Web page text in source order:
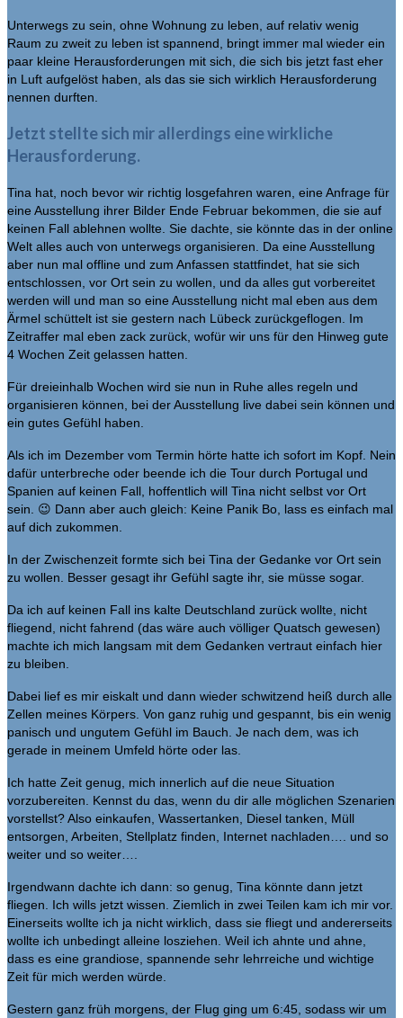
Unterwegs zu sein, ohne Wohnung zu leben, auf relativ wenig
Raum zu zweit zu leben ist spannend, bringt immer mal wieder ein
paar kleine Herausforderungen mit sich, die sich bis jetzt fast eher
in Luft aufgelöst haben, als das sie sich wirklich Herausforderung
nennen durften.
Jetzt stellte sich mir allerdings eine wirkliche
Herausforderung.
Tina hat, noch bevor wir richtig losgefahren waren, eine Anfrage für
eine Ausstellung ihrer Bilder Ende Februar bekommen, die sie auf
keinen Fall ablehnen wollte. Sie dachte, sie könnte das in der online
Welt alles auch von unterwegs organisieren. Da eine Ausstellung
aber nun mal offline und zum Anfassen stattfindet, hat sie sich
entschlossen, vor Ort sein zu wollen, und da alles gut vorbereitet
werden will und man so eine Ausstellung nicht mal eben aus dem
Ärmel schüttelt ist sie gestern nach Lübeck zurückgeflogen. Im
Zeitraffer mal eben zack zurück, wofür wir uns für den Hinweg gute
4 Wochen Zeit gelassen hatten.
Für dreieinhalb Wochen wird sie nun in Ruhe alles regeln und
organisieren können, bei der Ausstellung live dabei sein können und
ein gutes Gefühl haben.
Als ich im Dezember vom Termin hörte hatte ich sofort im Kopf. Nein
dafür unterbreche oder beende ich die Tour durch Portugal und
Spanien auf keinen Fall, hoffentlich will Tina nicht selbst vor Ort
sein. 😉 Dann aber auch gleich: Keine Panik Bo, lass es einfach mal
auf dich zukommen.
In der Zwischenzeit formte sich bei Tina der Gedanke vor Ort sein
zu wollen. Besser gesagt ihr Gefühl sagte ihr, sie müsse sogar.
Da ich auf keinen Fall ins kalte Deutschland zurück wollte, nicht
fliegend, nicht fahrend (das wäre auch völliger Quatsch gewesen)
machte ich mich langsam mit dem Gedanken vertraut einfach hier
zu bleiben.
Dabei lief es mir eiskalt und dann wieder schwitzend heiß durch alle
Zellen meines Körpers. Von ganz ruhig und gespannt, bis ein wenig
panisch und ungutem Gefühl im Bauch. Je nach dem, was ich
gerade in meinem Umfeld hörte oder las.
Ich hatte Zeit genug, mich innerlich auf die neue Situation
vorzubereiten. Kennst du das, wenn du dir alle möglichen Szenarien
vorstellst? Also einkaufen, Wassertanken, Diesel tanken, Müll
entsorgen, Arbeiten, Stellplatz finden, Internet nachladen…. und so
weiter und so weiter….
Irgendwann dachte ich dann: so genug, Tina könnte dann jetzt
fliegen. Ich wills jetzt wissen. Ziemlich in zwei Teilen kam ich mir vor.
Einerseits wollte ich ja nicht wirklich, dass sie fliegt und andererseits
wollte ich unbedingt alleine losziehen. Weil ich ahnte und ahne,
dass es eine grandiose, spannende sehr lehrreiche und wichtige
Zeit für mich werden würde.
Gestern ganz früh morgens, der Flug ging um 6:45, sodass wir um